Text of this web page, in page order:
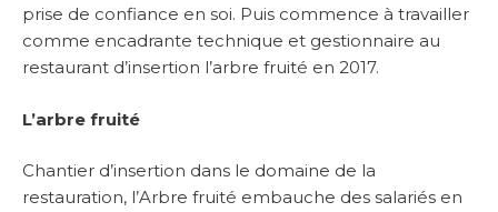
prise de confiance en soi. Puis commence à travailler
comme encadrante technique et gestionnaire au
restaurant d’insertion l’arbre fruité en 2017.
L’arbre fruité
Chantier d’insertion dans le domaine de la
restauration, l’Arbre fruité embauche des salariés en